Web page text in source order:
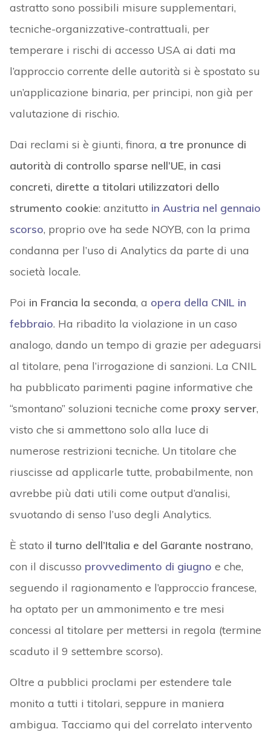
astratto sono possibili misure supplementari,
tecniche-organizzative-contrattuali, per
temperare i rischi di accesso USA ai dati ma
l’approccio corrente delle autorità si è spostato su
un’applicazione binaria, per principi, non già per
valutazione di rischio.
Dai reclami si è giunti, finora, a tre pronunce di
autorità di controllo sparse nell’UE, in casi
concreti, dirette a titolari utilizzatori dello
strumento cookie: anzitutto in Austria nel gennaio
scorso, proprio ove ha sede NOYB, con la prima
condanna per l’uso di Analytics da parte di una
società locale.
Poi in Francia la seconda, a opera della CNIL in
febbraio. Ha ribadito la violazione in un caso
analogo, dando un tempo di grazie per adeguarsi
al titolare, pena l’irrogazione di sanzioni. La CNIL
ha pubblicato parimenti pagine informative che
“smontano” soluzioni tecniche come proxy server,
visto che si ammettono solo alla luce di
numerose restrizioni tecniche. Un titolare che
riuscisse ad applicarle tutte, probabilmente, non
avrebbe più dati utili come output d’analisi,
svuotando di senso l’uso degli Analytics.
È stato il turno dell’Italia e del Garante nostrano,
con il discusso provvedimento di giugno e che,
seguendo il ragionamento e l’approccio francese,
ha optato per un ammonimento e tre mesi
concessi al titolare per mettersi in regola (termine
scaduto il 9 settembre scorso).
Oltre a pubblici proclami per estendere tale
monito a tutti i titolari, seppure in maniera
ambigua. Tacciamo qui del correlato intervento